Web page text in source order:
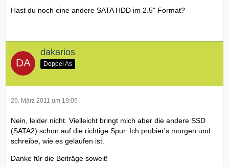
Hast du noch eine andere SATA HDD im 2.5" Format?
dakarios
Doppel As
26. März 2011 um 19:05
Nein, leider nicht. Vielleicht bringt mich aber die andere SSD
(SATA2) schon auf die richtige Spur. Ich probier's morgen und
schreibe, wie es gelaufen ist.
Danke für die Beiträge soweit!